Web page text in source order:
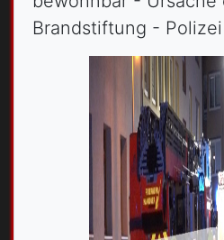
Brandstiftung -